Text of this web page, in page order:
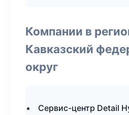
Компании в
Кавказский
округ
Сервис-центр Detail